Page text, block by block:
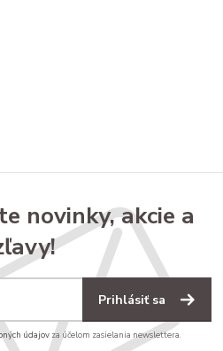
novinky, akcie a
Prihlásiť sa
údajov za účelom zasielania newslettera.